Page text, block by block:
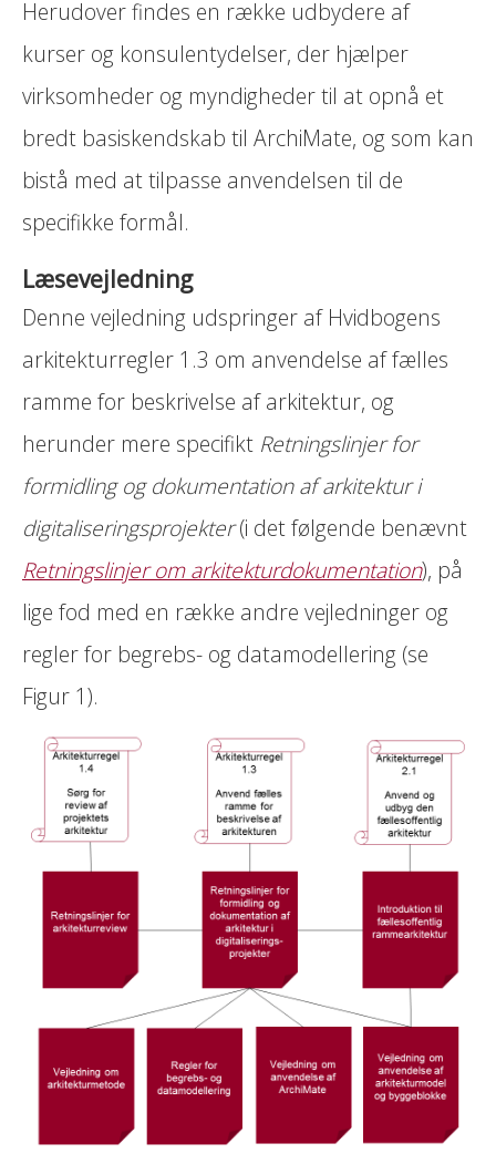
Herudover findes en række udbydere af
kurser og konsulentydelser, der hjælper
virksomheder og myndigheder til at opnå et
bredt basiskendskab til ArchiMate, og som kan
bistå med at tilpasse anvendelsen til de
specifikke formål.
Læsevejledning
Denne vejledning udspringer af Hvidbogens
arkitekturregler 1.3 om anvendelse af fælles
ramme for beskrivelse af arkitektur, og
herunder mere specifikt Retningslinjer for
formidling og dokumentation af arkitektur i
digitaliseringsprojekter(i det følgende benævnt
Retningslinjer om arkitekturdokumentation), på
lige fod med en række andre vejledninger og
regler for begrebs- og datamodellering (se
Figur 1).